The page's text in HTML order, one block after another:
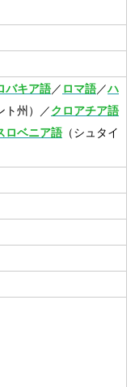
バキア語／ ロマ語／ハ
ト州）／クロアチア語
ロベニア語 （シュタイ